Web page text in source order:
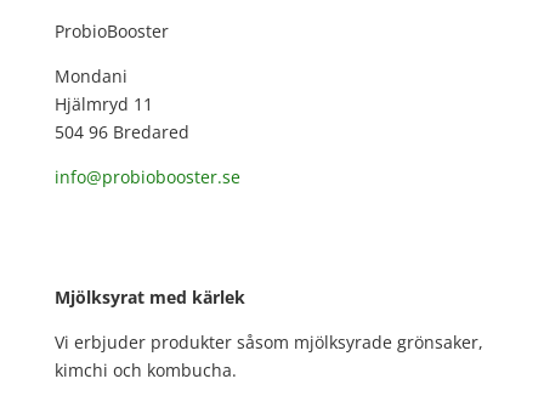
ProbioBooster
Mondani
Hjälmryd 11
504 96 Bredared
info@probiobooster.se
Mjölksyrat med kärlek
Vi erbjuder produkter såsom mjölksyrade grönsaker,
kimchi och kombucha.